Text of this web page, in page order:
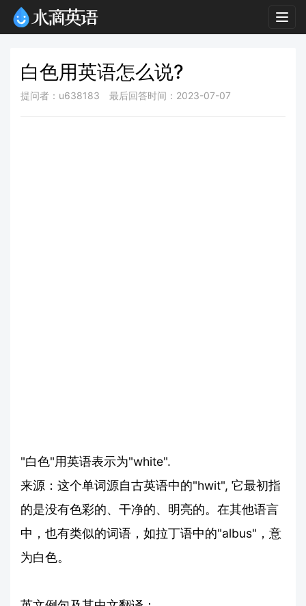
白色用英语怎么说?
提问者：u638183 最后回答时间：2023-07-07
"白色"用英语表示为"white".
来源：这个单词源自古英语中的"hwit", 它最初指
的是没有色彩的、干净的、明亮的。在其他语言
中，也有类似的词语，如拉丁语中的"albus"，意
为白色。